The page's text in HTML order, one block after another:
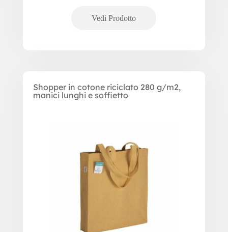
Shopper in cotone riciclato 280 g/m2,
manici lunghi e soffietto